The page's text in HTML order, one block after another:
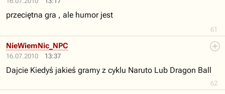
61
przeciętna gra , ale humor jest
16.07.2010 13:37
62
NieWiemNic_NPC
Dajcie Kiedyś jakieś gramy z cyklu Naruto Lub Dragon Ball